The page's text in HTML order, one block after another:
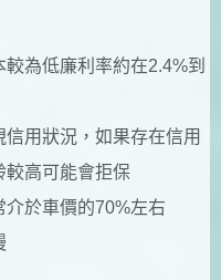
較為低廉利率約在2.4%到
信用狀況，如果存在信用
較高可能會拒保
介於車價的70%左右